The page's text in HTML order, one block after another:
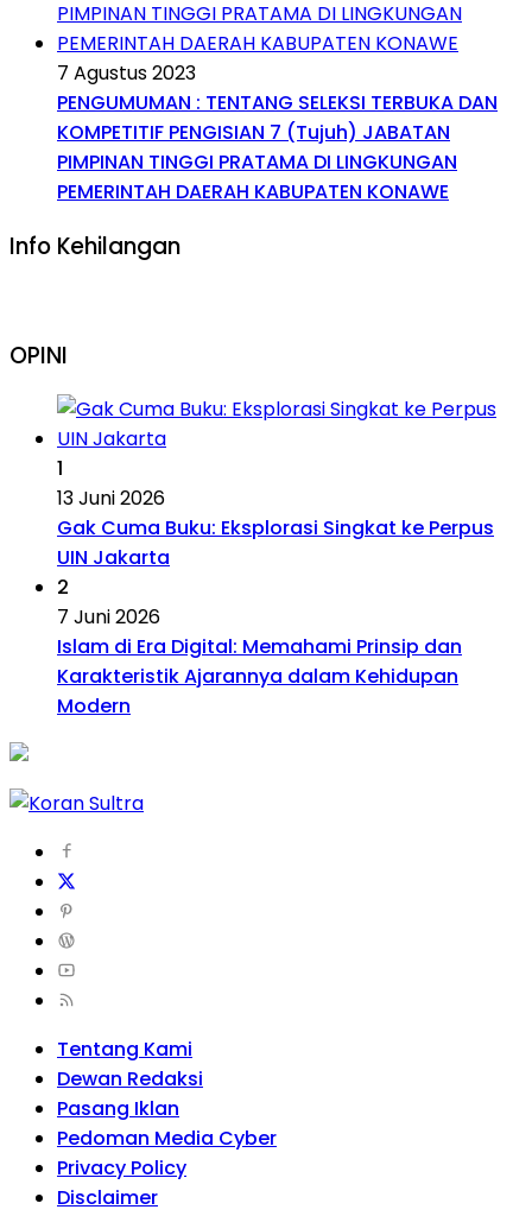
7 Agustus 2023
PENGUMUMAN : TENTANG SELEKSI TERBUKA DAN
KOMPETITIF PENGISIAN 7 (Tujuh) JABATAN
PIMPINAN TINGGI PRATAMA DI LINGKUNGAN
PEMERINTAH DAERAH KABUPATEN KONAWE
Info Kehilangan
OPINI
1
13 Juni 2026
Gak Cuma Buku: Eksplorasi Singkat ke Perpus
UIN Jakarta
2
7 Juni 2026
Islam di Era Digital: Memahami Prinsip dan
Karakteristik Ajarannya dalam Kehidupan
Modern
Tentang Kami
Dewan Redaksi
Pasang Iklan
Pedoman Media Cyber
Privacy Policy
Disclaimer